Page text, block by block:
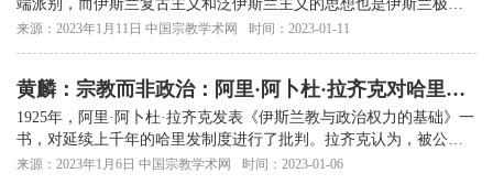
端派别，而伊斯兰复古主义和泛伊斯兰主义的思想也是伊斯兰极端
主义扭曲和滥用的对象。
来源：2023年1月11日 中国宗教学术网 时间：2023-01-11
黄麟：宗教而非政治：阿里·阿卜杜·拉齐克对哈里发
制度的批判及其影响*
1925年，阿里·阿卜杜·拉齐克发表《伊斯兰教与政治权力的基础》一
书，对延续上千年的哈里发制度进行了批判。拉齐克认为，被公认
为伊斯兰政治制度的哈里发制度与宗教信仰无关
来源：2023年1月6日 中国宗教学术网 时间：2023-01-06